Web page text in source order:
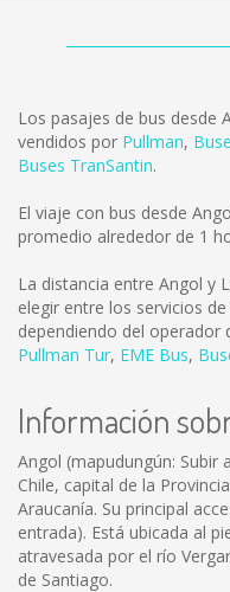
Los pasajes de bus desde
vendidos por Pullman,
Buses TranSantin.
El viaje con bus desde
promedio alrededor de 1
La distancia entre Angol y
elegir entre los servicios
dependiendo del operador
Pullman Tur, EME Bus,
Información
Angol (mapudungún: Subir
Chile, capital de la
Araucanía. Su principal
entrada). Está ubicada al
atravesada por el río
de Santiago.